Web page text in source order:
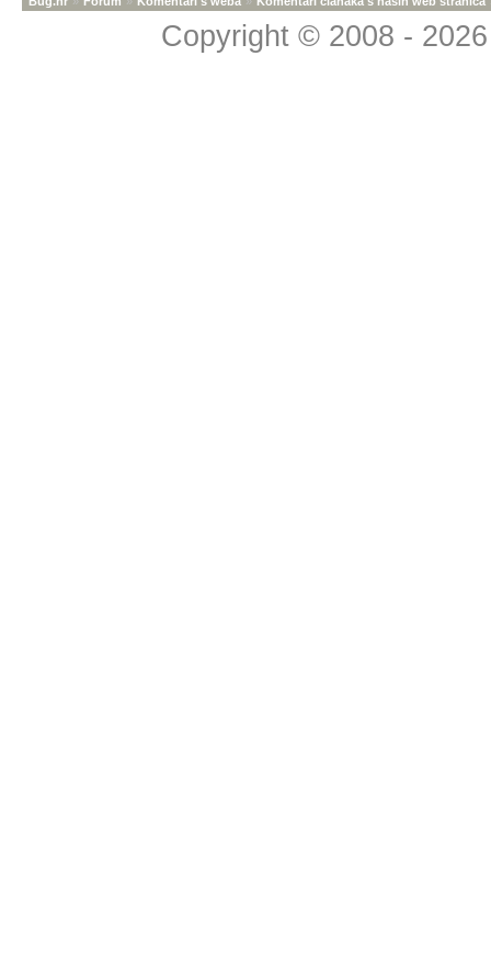
Copyright © 2008 -